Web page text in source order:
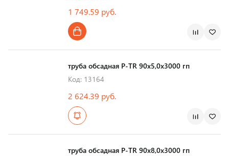
1 749.59 руб.
труба обсадная Р-TR 90х5,0х3000 гп
Код: 13164
2 624.39 руб.
труба обсадная Р-TR 90х8,0х3000 гп